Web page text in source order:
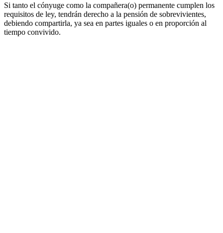
Si tanto el cónyuge como la compañera(o) permanente cumplen los
requisitos de ley, tendrán derecho a la pensión de sobrevivientes,
debiendo compartirla, ya sea en partes iguales o en proporción al
tiempo convivido.